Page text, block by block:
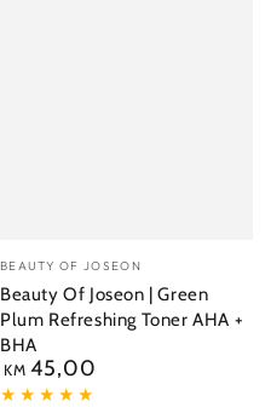
Dobavljač:
BEAUTY OF JOSEON
Beauty Of Joseon | Green
Plum Refreshing Toner AHA +
BHA
Redovna
cijena
KM 45,00